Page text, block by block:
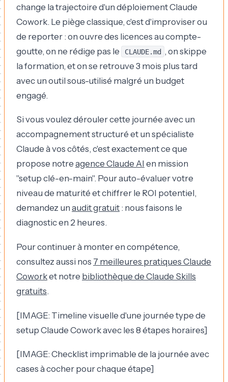
change la trajectoire d'un déploiement Claude
Cowork. Le piège classique, c'est d'improviser ou
de reporter : on ouvre des licences au compte-
goutte, on ne rédige pas le
CLAUDE.md
, on skippe
la formation, et on se retrouve 3 mois plus tard
avec un outil sous-utilisé malgré un budget
engagé.
Si vous voulez dérouler cette journée avec un
accompagnement structuré et un spécialiste
Claude à vos côtés, c'est exactement ce que
propose notre agence Claude AI en mission
"setup clé-en-main". Pour auto-évaluer votre
niveau de maturité et chiffrer le ROI potentiel,
demandez un audit gratuit : nous faisons le
diagnostic en 2 heures.
Pour continuer à monter en compétence,
consultez aussi nos 7 meilleures pratiques Claude
Coworket notre bibliothèque de Claude Skills
gratuits.
[IMAGE: Timeline visuelle d'une journée type de
setup Claude Cowork avec les 8 étapes horaires]
[IMAGE: Checklist imprimable de la journée avec
cases à cocher pour chaque étape]